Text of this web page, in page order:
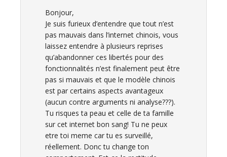
Bonjour,
Je suis furieux d’entendre que tout n’est
pas mauvais dans l’internet chinois, vous
laissez entendre à plusieurs reprises
qu’abandonner ces libertés pour des
fonctionnalités n’est finalement peut être
pas si mauvais et que le modèle chinois
est par certains aspects avantageux
(aucun contre arguments ni analyse???).
Tu risques ta peau et celle de ta famille
sur cet internet bon sang! Tu ne peux
etre toi meme car tu es surveillé,
réellement. Donc tu change ton